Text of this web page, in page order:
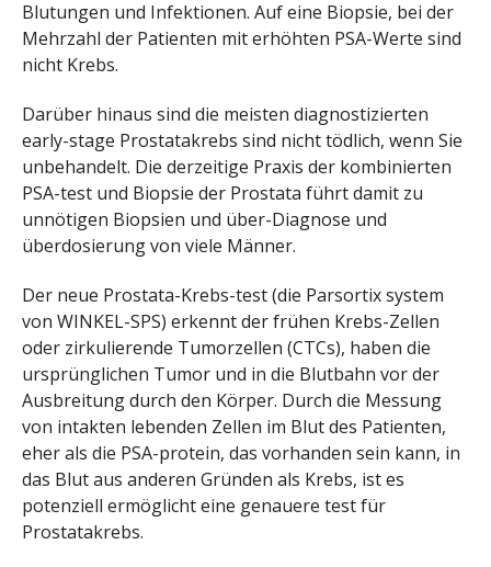
Blutungen und Infektionen. Auf eine Biopsie, bei der
Mehrzahl der Patienten mit erhöhten PSA-Werte sind
nicht Krebs.
Darüber hinaus sind die meisten diagnostizierten
early-stage Prostatakrebs sind nicht tödlich, wenn Sie
unbehandelt. Die derzeitige Praxis der kombinierten
PSA-test und Biopsie der Prostata führt damit zu
unnötigen Biopsien und über-Diagnose und
überdosierung von viele Männer.
Der neue Prostata-Krebs-test (die Parsortix system
von WINKEL-SPS) erkennt der frühen Krebs-Zellen
oder zirkulierende Tumorzellen (CTCs), haben die
ursprünglichen Tumor und in die Blutbahn vor der
Ausbreitung durch den Körper. Durch die Messung
von intakten lebenden Zellen im Blut des Patienten,
eher als die PSA-protein, das vorhanden sein kann, in
das Blut aus anderen Gründen als Krebs, ist es
potenziell ermöglicht eine genauere test für
Prostatakrebs.